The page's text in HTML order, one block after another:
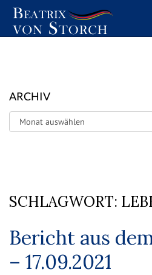
ARCHIV
Archiv
SCHLAGWORT:
Bericht aus
– 17.09.2021